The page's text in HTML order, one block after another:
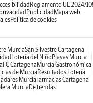
Reglamento UE 2024/
Publicidad Mapa web
Política de cookies
MurciaSan Silvestre Cartagena
Lotería del Niño Playas Murcia
FC Cartagena Murcia Gastronómica
de MurciaResultados Lotería
Murcia Farmacias Cartagena
MurciaDe tiendas